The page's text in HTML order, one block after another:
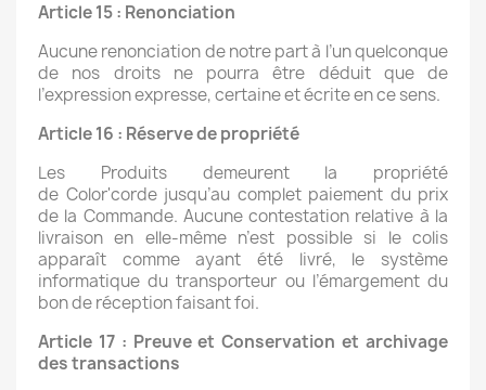
Article 15 : Renonciation
Aucune renonciation de notre part à l’un quelconque
de nos droits ne pourra être déduit que de
l’expression expresse, certaine et écrite en ce sens.
Article 16 : Réserve de propriété
Les Produits demeurent la propriété
de Color'corde jusqu’au complet paiement du prix
de la Commande. Aucune contestation relative à la
livraison en elle-même n’est possible si le colis
apparaît comme ayant été livré, le système
informatique du transporteur ou l’émargement du
bon de réception faisant foi.
Article 17 : Preuve et Conservation et archivage
des transactions